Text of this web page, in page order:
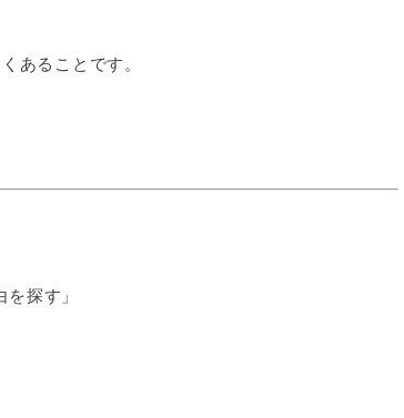
あることです。
探す」